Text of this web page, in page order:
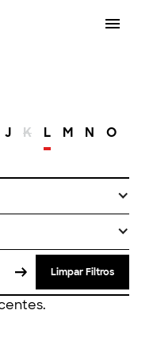
J K L M N O
Limpar Filtros